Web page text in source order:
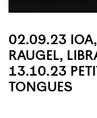
02.09.23
RAUGEL,
13.10.23
TONGUES